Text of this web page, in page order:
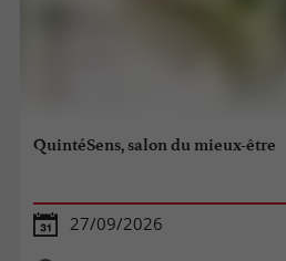
QuintéSens, salon du mieux-être
27/09/2026